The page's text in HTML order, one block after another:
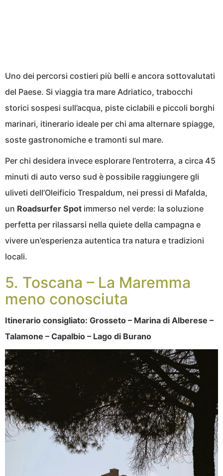
Uno dei percorsi costieri più belli e ancora sottovalutati
del Paese. Si viaggia tra mare Adriatico, trabocchi
storici sospesi sull’acqua, piste ciclabili e piccoli borghi
marinari, itinerario ideale per chi ama alternare spiagge,
soste gastronomiche e tramonti sul mare.
Per chi desidera invece esplorare l’entroterra, a circa 45
minuti di auto verso sud è possibile raggiungere gli
uliveti dell’Oleificio Trespaldum, nei pressi di Mafalda,
un Roadsurfer Spot immerso nel verde: la soluzione
perfetta per rilassarsi nella quiete della campagna e
vivere un’esperienza autentica tra natura e tradizioni
locali.
5. Toscana – La Maremma
meno conosciuta
Itinerario consigliato: Grosseto – Marina di Alberese –
Talamone – Capalbio – Lago di Burano